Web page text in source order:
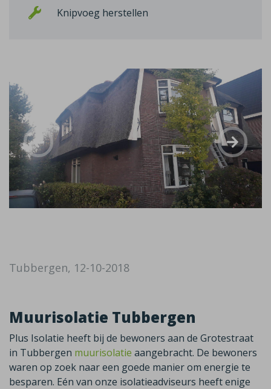
Knipvoeg herstellen
Tubbergen, 12-10-2018
Muurisolatie Tubbergen
Plus Isolatie heeft bij de bewoners aan de Grotestraat
in Tubbergen muurisolatie aangebracht. De bewoners
waren op zoek naar een goede manier om energie te
besparen. Eén van onze isolatieadviseurs heeft enige